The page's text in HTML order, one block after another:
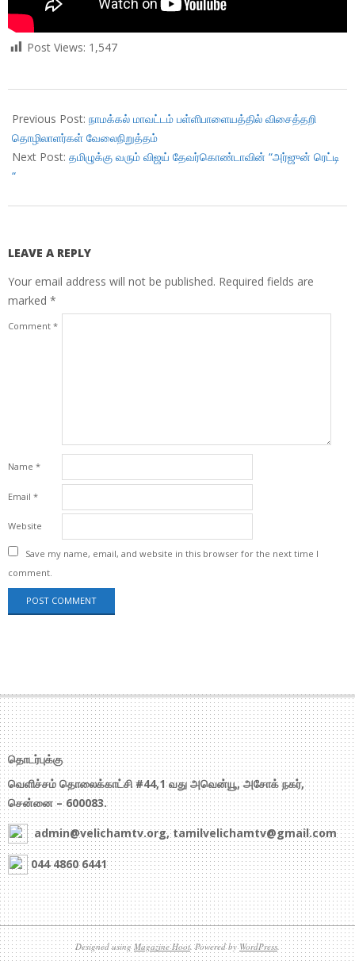
Post Views: 1,547
01-
30
Previous Post: நாமக்கல் மாவட்டம் பள்ளிபாளையத்தில் விசைத்தறி
தொழிலாளர்கள் வேலைநிறுத்தம்
Next Post: தமிழுக்கு வரும் விஜய் தேவர்கொண்டாவின் “அர்ஜுன் ரெட்டி
“
LEAVE A REPLY
Your email address will not be published. Required fields are
marked *
Comment *
Name *
Email *
Website
Save my name, email, and website in this browser for the next time I
comment.
தொடர்புக்கு
வெளிச்சம் தொலைக்காட்சி #44,1 வது அவென்யூ, அசோக் நகர்,
சென்னை – 600083.
admin@velichamtv.org, tamilvelichamtv@gmail.com
044 4860 6441
Designed using Magazine Hoot. Powered byWordPress.